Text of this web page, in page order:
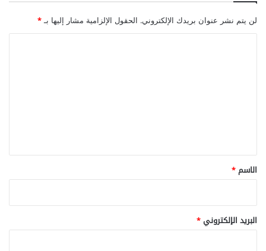
لن يتم نشر عنوان بريدك الإلكتروني. الحقول الإلزامية مشار إليها بـ*
*
الاسم*
البريد الإلكتروني*